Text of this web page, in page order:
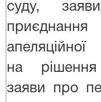
суду,
апеляційної
на
заяви про